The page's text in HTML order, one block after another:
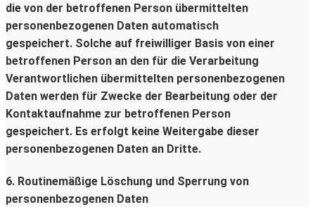
die von der betroffenen Person übermittelten
personenbezogenen Daten automatisch
gespeichert. Solche auf freiwilliger Basis von einer
betroffenen Person an den für die Verarbeitung
Verantwortlichen übermittelten personenbezogenen
Daten werden für Zwecke der Bearbeitung oder der
Kontaktaufnahme zur betroffenen Person
gespeichert. Es erfolgt keine Weitergabe dieser
personenbezogenen Daten an Dritte.
6. Routinemäßige Löschung und Sperrung von
personenbezogenen Daten